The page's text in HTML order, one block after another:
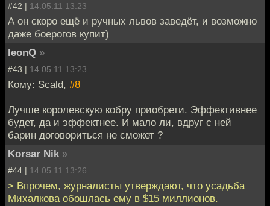
#42 | 14.05.11 13:23
А он скоро ещё и ручных львов заведёт, и возможно
даже боерогов купит)
leonQ »
#43 | 14.05.11 13:23
Кому: Scald, #8
Лучше королевскую кобру приобрети. Эффективнее
будет, да и эффектнее. И мало ли, вдруг с ней
барин договориться не сможет ?
Korsar Nik »
#44 | 14.05.11 13:26
> Впрочем, журналисты утверждают, что усадьба
Михалкова обошлась ему в $15 миллионов.